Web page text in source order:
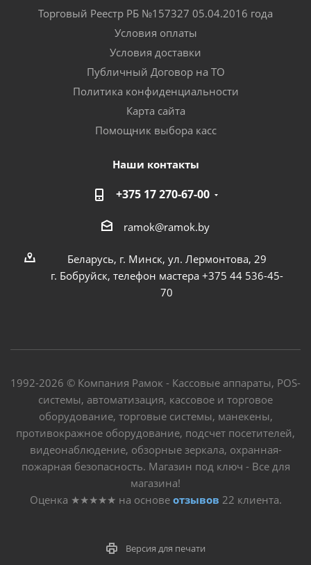
Торговый Реестр РБ №157327 05.04.2016 года
Условия оплаты
Условия доставки
Публичный Договор на ТО
Политика конфиденциальности
Карта сайта
Помощник выбора касс
Наши контакты
+375 17 270-67-00
ramok@ramok.by
Беларусь, г. Минск, ул. Лермонтова, 29
г. Бобруйск, телефон мастера +375 44 536-45-
70
1992-2026 © Компания Рамок - Кассовые аппараты, POS-
системы, автоматизация, кассовое и торговое
оборудование, торговые системы, манекены,
противокражное оборудование, подсчет посетителей,
видеонаблюдение, обзорные зеркала, охранная-
пожарная безопасность. Магазин под ключ - Все для
магазина!
Оценка ★★★★★ на основе отзывов 22 клиента.
Версия для печати